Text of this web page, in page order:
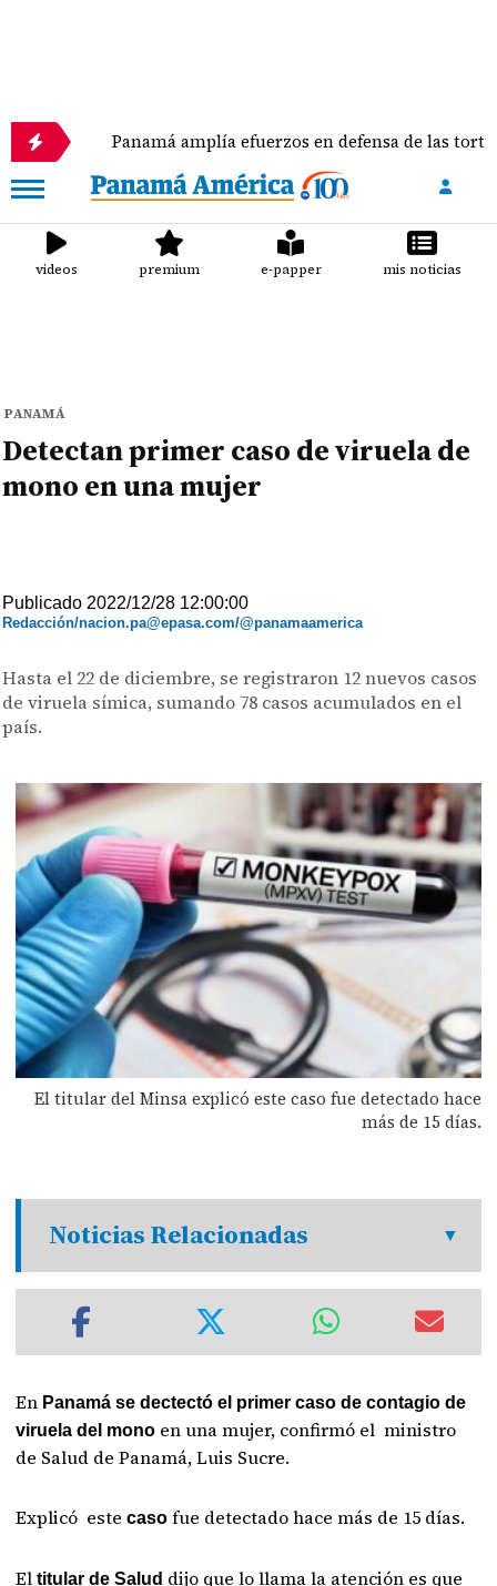
Panamá amplía efuerzos en defensa de las tortugas
videos premium e-papper mis noticias
PANAMÁ
Detectan primer caso de viruela de
mono en una mujer
Publicado 2022/12/28 12:00:00
Redacción/nacion.pa@epasa.com/@panamaamerica
Hasta el 22 de diciembre, se registraron 12 nuevos casos
de viruela símica, sumando 78 casos acumulados en el
país.
El titular del Minsa explicó este caso fue detectado hace
más de 15 días.
Noticias Relacionadas
En Panamá se dectectó el primer caso de contagio de
viruela del mono en una mujer, confirmó el ministro
de Salud de Panamá, Luis Sucre.
Explicó este caso fue detectado hace más de 15 días.
Eltitular de Salud dijo que lo llama la atención es que